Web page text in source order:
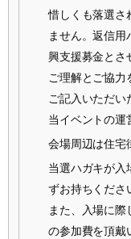
惜しくも落選さ
ません。返信
興支援募金とさ
ご理解とご協力
ご記入いただい
当イベントの運
会場周辺は住宅
当選ハガキが入
ずお持ちくださ
また、入場に
の参加費を頂戴